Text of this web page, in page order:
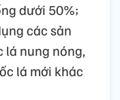
dưới 50%;
các sản
lá nung nóng,
lá mới khác